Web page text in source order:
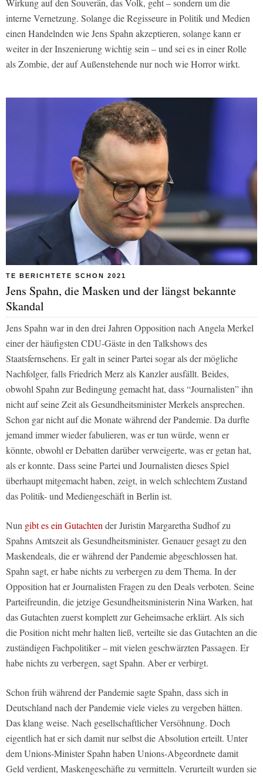
Wirkung auf den Souverän, das Volk, geht – sondern um die
interne Vernetzung. Solange die Regisseure in Politik und Medien
einen Handelnden wie Jens Spahn akzeptieren, solange kann er
weiter in der Inszenierung wichtig sein – und sei es in einer Rolle
als Zombie, der auf Außenstehende nur noch wie Horror wirkt.
TE BERICHTETE SCHON 2021
Jens Spahn, die Masken und der längst bekannte
Skandal
Jens Spahn war in den drei Jahren Opposition nach Angela Merkel
einer der häufigsten CDU-Gäste in den Talkshows des
Staatsfernsehens. Er galt in seiner Partei sogar als der mögliche
Nachfolger, falls Friedrich Merz als Kanzler ausfällt. Beides,
obwohl Spahn zur Bedingung gemacht hat, dass “Journalisten” ihn
nicht auf seine Zeit als Gesundheitsminister Merkels ansprechen.
Schon gar nicht auf die Monate während der Pandemie. Da durfte
jemand immer wieder fabulieren, was er tun würde, wenn er
könnte, obwohl er Debatten darüber verweigerte, was er getan hat,
als er konnte. Dass seine Partei und Journalisten dieses Spiel
überhaupt mitgemacht haben, zeigt, in welch schlechtem Zustand
das Politik- und Mediengeschäft in Berlin ist.
Nun gibt es ein Gutachtender Juristin Margaretha Sudhof zu
Spahns Amtszeit als Gesundheitsminister. Genauer gesagt zu den
Maskendeals, die er während der Pandemie abgeschlossen hat.
Spahn sagt, er habe nichts zu verbergen zu dem Thema. In der
Opposition hat er Journalisten Fragen zu den Deals verboten. Seine
Parteifreundin, die jetzige Gesundheitsministerin Nina Warken, hat
das Gutachten zuerst komplett zur Geheimsache erklärt. Als sich
die Position nicht mehr halten ließ, verteilte sie das Gutachten an die
zuständigen Fachpolitiker – mit vielen geschwärzten Passagen. Er
habe nichts zu verbergen, sagt Spahn. Aber er verbirgt.
Schon früh während der Pandemie sagte Spahn, dass sich in
Deutschland nach der Pandemie viele vieles zu vergeben hätten.
Das klang weise. Nach gesellschaftlicher Versöhnung. Doch
eigentlich hat er sich damit nur selbst die Absolution erteilt. Unter
dem Unions-Minister Spahn haben Unions-Abgeordnete damit
Geld verdient, Maskengeschäfte zu vermitteln. Verurteilt wurden sie